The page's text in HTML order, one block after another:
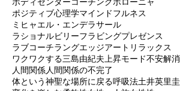
ベラン・ウルフボディアートセラピー
ボディエクササイズ
ボディセンターコーチングボローニャ
ポジティブ心理学 マインドフルネス
ミヒャエル・エンデ ラサール
ラショナルビリーフラビングプレゼンス
ラブコーチラングエッジアート
ワクワクする三島由紀夫上昇モード不安解消